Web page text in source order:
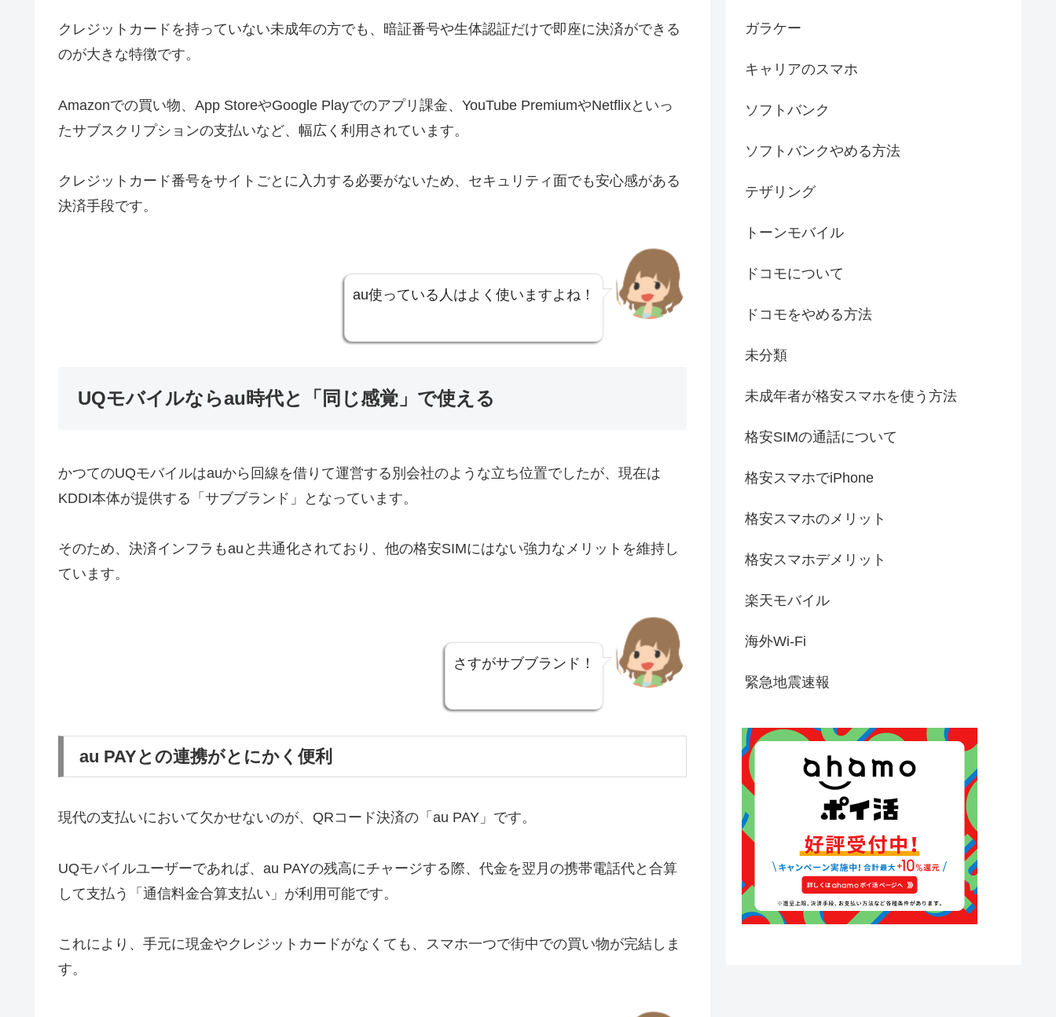
クレジットカードを持っていない未成年の方でも、暗証番号や生体認証だけで即座に決済ができる
のが大きな特徴です。
Amazonでの買い物、App StoreやGoogle Playでのアプリ課金、YouTube PremiumやNetflixといっ
たサブスクリプションの支払いなど、幅広く利用されています。
クレジットカード番号をサイトごとに入力する必要がないため、セキュリティ面でも安心感がある
決済手段です。
au使っている人はよく使いますよね！
UQモバイルならau時代と「同じ感覚」で使える
かつてのUQモバイルはauから回線を借りて運営する別会社のような立ち位置でしたが、現在は
KDDI本体が提供する「サブブランド」となっています。
そのため、決済インフラもauと共通化されており、他の格安SIMにはない強力なメリットを維持し
ています。
さすがサブブランド！
au PAYとの連携がとにかく便利
現代の支払いにおいて欠かせないのが、QRコード決済の「au PAY」です。
UQモバイルユーザーであれば、au PAYの残高にチャージする際、代金を翌月の携帯電話代と合算
して支払う「通信料金合算支払い」が利用可能です。
これにより、手元に現金やクレジットカードがなくても、スマホ一つで街中での買い物が完結しま
す。
ガラケー
キャリアのスマホ
ソフトバンク
ソフトバンクやめる方法
テザリング
トーンモバイル
ドコモについて
ドコモをやめる方法
未分類
未成年者が格安スマホを使う方法
格安SIMの通話について
格安スマホでiPhone
格安スマホのメリット
格安スマホデメリット
楽天モバイル
海外Wi-Fi
緊急地震速報